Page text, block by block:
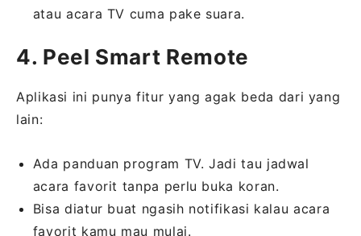
atau acara TV cuma pake suara.
4. Peel Smart Remote
Aplikasi ini punya fitur yang agak beda dari yang
lain:
Ada panduan program TV. Jadi tau jadwal
acara favorit tanpa perlu buka koran.
Bisa diatur buat ngasih notifikasi kalau acara
favorit kamu mau mulai.